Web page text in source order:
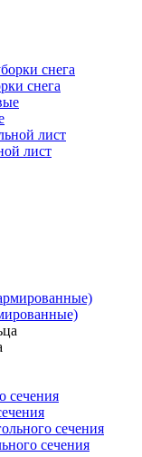
снега
лист
сечения